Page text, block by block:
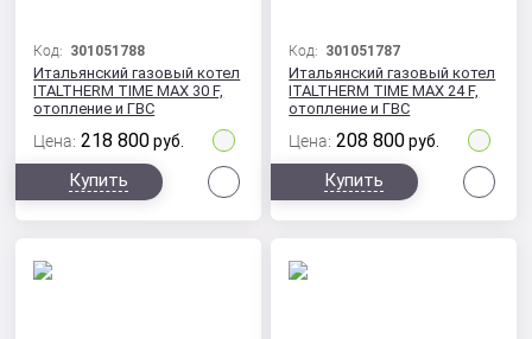
Код: 301051788
Итальянский газовый котел
ITALTHERM TIME MAX 30 F,
отопление и ГВС
Цена: 218 800 руб.
Купить
Код: 301051787
Итальянский газовый котел
ITALTHERM TIME MAX 24 F,
отопление и ГВС
Цена: 208 800 руб.
Купить